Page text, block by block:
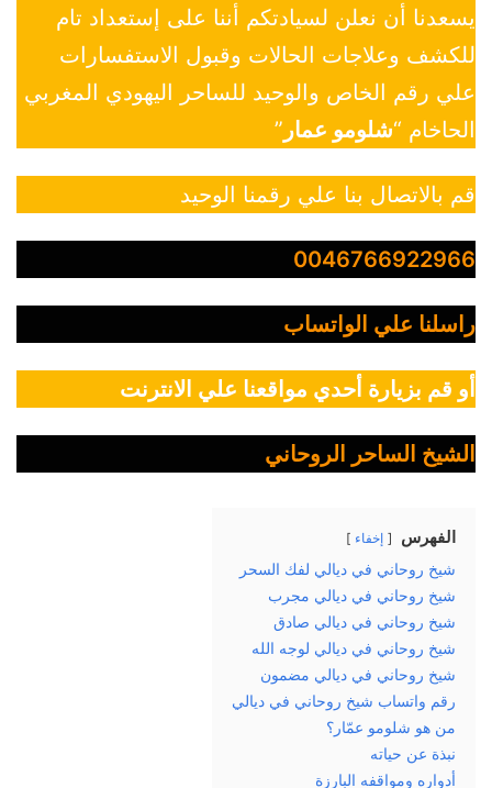
يسعدنا أن نعلن لسيادتكم أننا على إستعداد تام
للكشف وعلاجات الحالات وقبول الاستفسارات
علي رقم الخاص والوحيد للساحر اليهودي المغربي
الحاخام “شلومو عمار ”
قم بالاتصال بنا علي رقمنا الوحيد
0046766922966
راسلنا علي الواتساب
أو قم بزيارة أحدي مواقعنا علي الانترنت
الشيخ الساحر الروحاني
الفهرس إخفاء
شيخ روحاني في ديالي لفك السحر
شيخ روحاني في ديالي مجرب
شيخ روحاني في ديالي صادق
شيخ روحاني في ديالي لوجه الله
شيخ روحاني في ديالي مضمون
رقم واتساب شيخ روحاني في ديالي
من هو شلومو عمّار؟
نبذة عن حياته
أدواره ومواقفه البارزة